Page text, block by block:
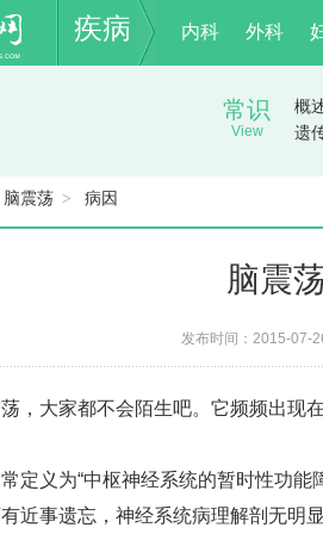
疾病 内科 外科
常识
View
概
遗
脑震荡 > 病因
脑震
发布时间：2015-07-
大家都不会陌生吧。它频频出现在
义为“中枢神经系统的暂时性功能
近事遗忘，神经系统病理解剖无明